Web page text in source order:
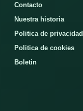
Contacto
Nuestra historia
Politica de privacidad
Politica de cookies
Boletin